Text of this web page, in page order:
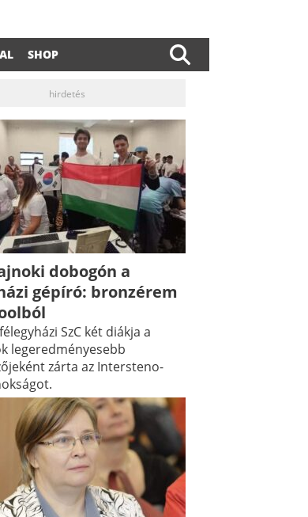
SHOP
hirdetés
dobogón a
gépíró: bronzérem
SzC két diákja a
legeredményesebb
zárta az Intersteno-